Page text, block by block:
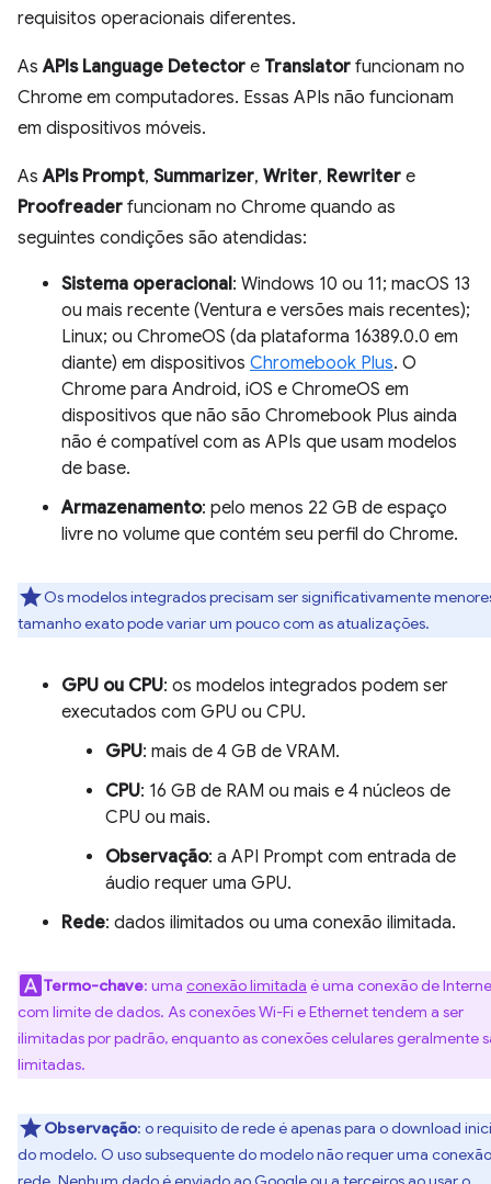
requisitos operacionais diferentes.
AsAPIs Language Detector e Translator funcionam no
Chrome em computadores. Essas APIs não funcionam
em dispositivos móveis.
AsAPIs Prompt, Summarizer, Writer, Rewriter e
Proofreader funcionam no Chrome quando as
seguintes condições são atendidas:
Sistema operacional: Windows 10 ou 11; macOS 13
ou mais recente (Ventura e versões mais recentes);
Linux; ou ChromeOS (da plataforma 16389.0.0 em
diante) em dispositivos Chromebook Plus. O
Chrome para Android, iOS e ChromeOS em
dispositivos que não são Chromebook Plus ainda
não é compatível com as APIs que usam modelos
de base.
Armazenamento: pelo menos 22 GB de espaço
livre no volume que contém seu perfil do Chrome.
Os modelos integrados precisam ser significativamente
tamanho exato pode variar um pouco com as atualizações.
GPU ou CPU: os modelos integrados podem ser
executados com GPU ou CPU.
GPU: mais de 4 GB de VRAM.
CPU: 16 GB de RAM ou mais e 4 núcleos de
CPU ou mais.
Observação: a API Prompt com entrada de
áudio requer uma GPU.
Rede: dados ilimitados ou uma conexão ilimitada.
Termo-chave: uma conexão limitada é uma conexão de
com limite de dados. As conexões Wi-Fi e Ethernet tendem a ser
ilimitadas por padrão, enquanto as conexões celulares geralmente
limitadas.
Observação: o requisito de rede é apenas para o download
do modelo. O uso subsequente do modelo não requer uma